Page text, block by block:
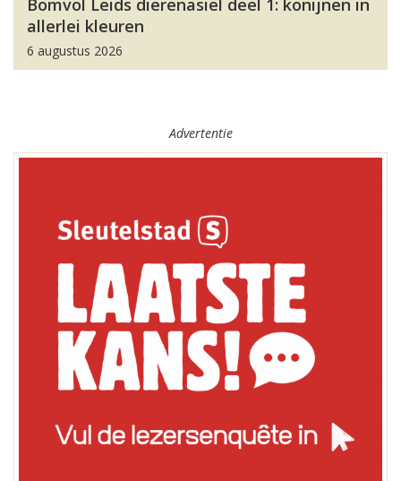
Bomvol Leids dierenasiel deel 1: konijnen in
allerlei kleuren
6 augustus 2026
Advertentie